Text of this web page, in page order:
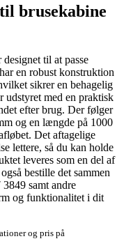
brusekabine
til at passe
en robust konstruktion
sikrer en behagelig
udstyret med en praktisk
efter brug. Der følger
og en længde på 1000
Det aftagelige
lettere, så du kan holde
leveres som en del af
bestille det sammen
samt andre
og funktionalitet i dit
og pris på